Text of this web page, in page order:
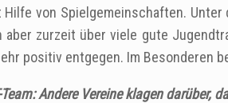
Hilfe von Spielgemeinschaften.
aber zurzeit über viele gute
positiv entgegen. Im Besonderen
Team: Andere Vereine klagen